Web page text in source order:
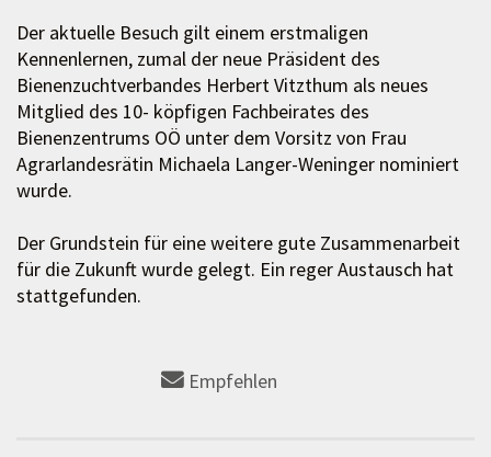
Der aktuelle Besuch gilt einem erstmaligen
Kennenlernen, zumal der neue Präsident des
Bienenzuchtverbandes Herbert Vitzthum als neues
Mitglied des 10- köpfigen Fachbeirates des
Bienenzentrums OÖ unter dem Vorsitz von Frau
Agrarlandesrätin Michaela Langer-Weninger nominiert
wurde.
Der Grundstein für eine weitere gute Zusammenarbeit
für die Zukunft wurde gelegt. Ein reger Austausch hat
stattgefunden.
Empfehlen